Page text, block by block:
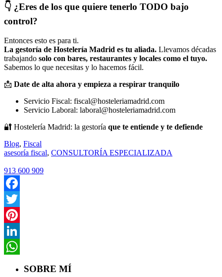
👇 ¿Eres de los que quiere tenerlo TODO bajo
control?
Entonces esto es para ti.
La gestoría de Hostelería Madrid es tu aliada. Llevamos décadas
trabajando solo con bares, restaurantes y locales como el tuyo.
Sabemos lo que necesitas y lo hacemos fácil.
📩 Date de alta ahora y empieza a respirar tranquilo
Servicio Fiscal: fiscal@hosteleriamadrid.com
Servicio Laboral: laboral@hosteleriamadrid.com
🔐 Hostelería Madrid: la gestoría que te entiende y te defiende
Blog, Fiscal
asesoría fiscal, CONSULTORÍA ESPECIALIZADA
913 600 909
Facebook
Twitter
Pinterest
LinkedIn
SOBRE MÍ